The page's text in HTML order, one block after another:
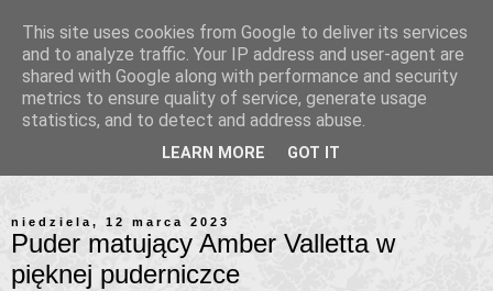
niedziela, 12 marca 2023
Puder matujący Amber Valletta w
pięknej puderniczce
This site uses cookies from Google to deliver its services
and to analyze traffic. Your IP address and user-agent are
shared with Google along with performance and security
metrics to ensure quality of service, generate usage
statistics, and to detect and address abuse.
LEARN MORE GOT IT